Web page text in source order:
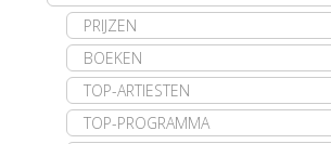
PRIJZEN
BOEKEN
TOP-ARTIESTEN
TOP-PROGRAMMA